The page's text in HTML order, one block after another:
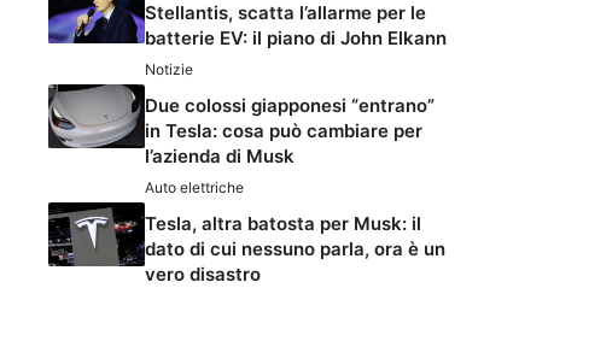
Stellantis, scatta l’allarme per le
batterie EV: il piano di John Elkann
Notizie
Due colossi giapponesi “entrano”
in Tesla: cosa può cambiare per
l’azienda di Musk
Auto elettriche
Tesla, altra batosta per Musk: il
dato di cui nessuno parla, ora è un
vero disastro